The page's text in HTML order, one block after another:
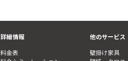
詳細情報
料金表
他のサービス
壁掛け家具